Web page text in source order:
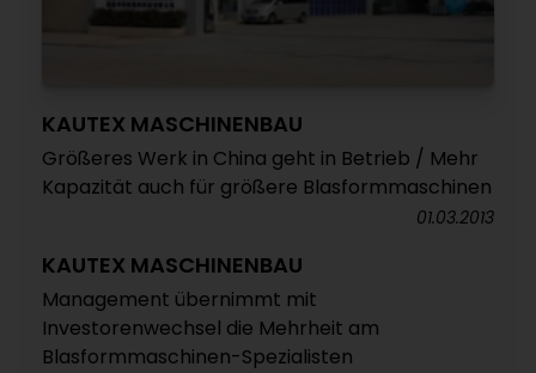
KAUTEX MASCHINENBAU
Größeres Werk in China geht in Betrieb / Mehr
Kapazität auch für größere Blasformmaschinen
01.03.2013
KAUTEX MASCHINENBAU
Management übernimmt mit
Investorenwechsel die Mehrheit am
Blasformmaschinen-Spezialisten